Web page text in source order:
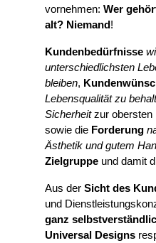
vornehmen: Wer
alt? Niemand!
Kundenbedürfnisse
unterschiedlichsten
bleiben,
Lebensqualität zu
Sicherheitzur obersten
sowie die Forderung
Ästhetik und gutem
Zielgruppe und damit
Aus der Sicht des
und
ganz
Universal Designs